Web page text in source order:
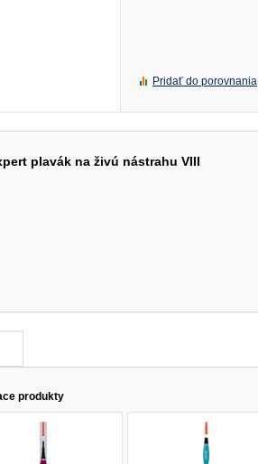
Pridať do porovnania
plavák na živú nástrahu VIII
produkty